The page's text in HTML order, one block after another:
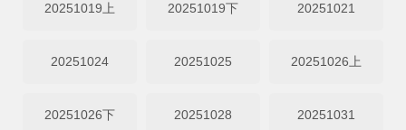
20251019上 20251019下 20251021
20251024 20251025 20251026上
20251026下 20251028 20251031